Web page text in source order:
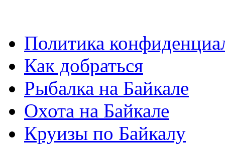
Политика
Как добраться
Рыбалка на Байкале
Охота на Байкале
Круизы по Байкалу